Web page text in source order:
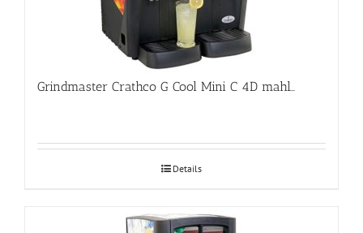
Grindmaster Crathco G Cool Mini C 4D mahlajahuti
Details